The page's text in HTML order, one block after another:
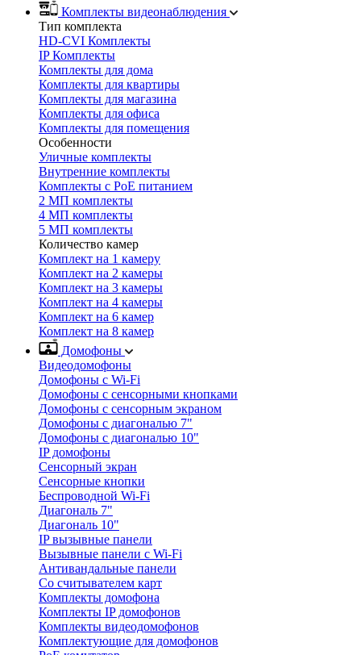
Комплекты видеонаблюдения
Тип комплекта
HD-CVI Комплекты
IP Комплекты
Комплекты для дома
Комплекты для квартиры
Комплекты для магазина
Комплекты для офиса
Комплекты для помещения
Особенности
Уличные комплекты
Внутренние комплекты
Комплекты с PoE питанием
2 МП комплекты
4 МП комплекты
5 МП комплекты
Количество камер
Комплект на 1 камеру
Комплект на 2 камеры
Комплект на 3 камеры
Комплект на 4 камеры
Комплект на 6 камер
Комплект на 8 камер
Домофоны
Видеодомофоны
Домофоны с Wi-Fi
Домофоны с сенсорными кнопками
Домофоны с сенсорным экраном
Домофоны с диагональю 7"
Домофоны с диагональю 10"
IP домофоны
Сенсорный экран
Сенсорные кнопки
Беспроводной Wi-Fi
Диагональ 7"
Диагональ 10"
IP вызывные панели
Вызывные панели с Wi-Fi
Антивандальные панели
Со считывателем карт
Комплекты домофона
Комплекты IP домофонов
Комплекты видеодомофонов
Комплектующие для домофонов